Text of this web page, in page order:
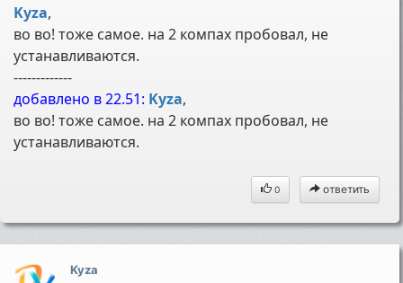
Kyza,
во во! тоже самое. на 2 компах пробовал, не
устанавливаются.
-------------
добавлено в 22.51: Kyza,
во во! тоже самое. на 2 компах пробовал, не
устанавливаются.
0 ответить
Kyza